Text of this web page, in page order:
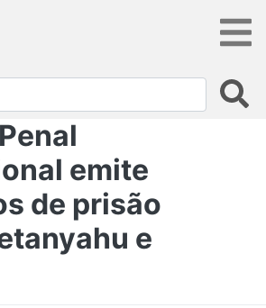
emite
de prisão
e